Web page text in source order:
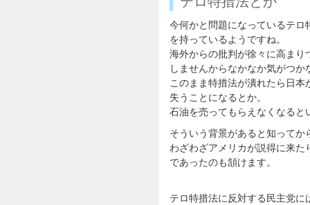
今何かと問題になっているテ
を持っているようですね。
海外からの批判が徐々に高ま
しませんからなかなか気がつ
このまま特措法が潰れたら日
失うことになるとか。
石油を売ってもらえなくなる
そういう背景があると知って
わざわざアメリカが説得に来
であったのも頷けます。
テロ特措法に反対する民主党